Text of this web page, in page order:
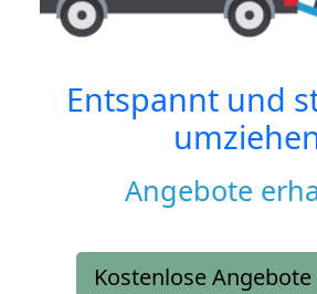
Entspannt und
Angebote
Kostenlose